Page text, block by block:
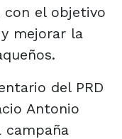
con el objetivo
mejorar la
del PRD
Antonio
campaña